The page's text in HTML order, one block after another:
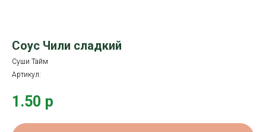
Соус Чили сладкий
Суши Тайм
Артикул:
1.50 р